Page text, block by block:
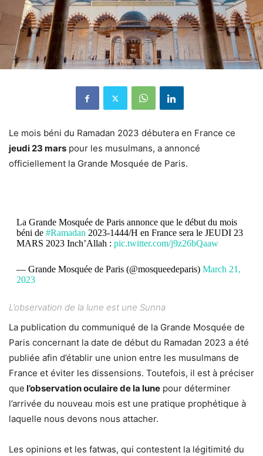
Le mois béni du Ramadan 2023 débutera en France ce
jeudi 23 mars pour les musulmans, a annoncé
officiellement la Grande Mosquée de Paris.
La Grande Mosquée de Paris annonce que le début du mois
béni de #Ramadan 2023-1444/H en France sera le JEUDI 23
MARS 2023 Inch’Allah : pic.twitter.com/j9z26bQaaw
— Grande Mosquée de Paris (@mosqueedeparis) March 21,
2023
L’observation de la lune est une Sunna
La publication du communiqué de la Grande Mosquée de
Paris concernant la date de début du Ramadan 2023 a été
publiée afin d’établir une union entre les musulmans de
France et éviter les dissensions. Toutefois, il est à préciser
que l’observation oculaire de la lune pour déterminer
l’arrivée du nouveau mois est une pratique prophétique à
laquelle nous devons nous attacher.
Les opinions et les fatwas, qui contestent la légitimité du